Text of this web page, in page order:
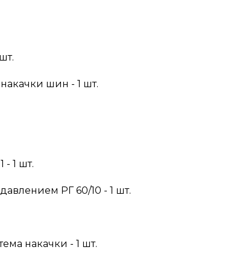
шин - 1 шт.
- 1 шт.
РГ 60/10 - 1 шт.
накачки - 1 шт.